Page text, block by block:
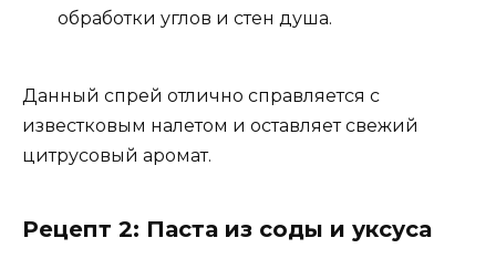
обработки углов и стен душа.
Данный спрей отлично справляется с
известковым налетом и оставляет свежий
цитрусовый аромат.
Рецепт 2: Паста из соды и уксуса